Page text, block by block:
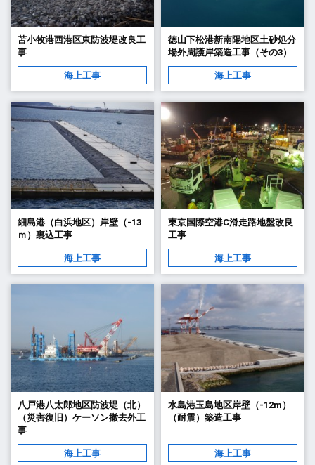
苫小牧港西港区東防波堤改良工
事
海上工事
徳山下松港新南陽地区土砂処分
場外周護岸築造工事（その3）
海上工事
細島港（白浜地区）岸壁（-13
ｍ）裏込工事
海上工事
東京国際空港C滑走路地盤改良
工事
海上工事
八戸港八太郎地区防波堤（北）
（災害復旧）ケーソン撤去外工
事
海上工事
水島港玉島地区岸壁（-12m）
（耐震）築造工事
海上工事